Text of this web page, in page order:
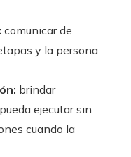
comunicar de
y la persona
brindar
ejecutar sin
cuando la